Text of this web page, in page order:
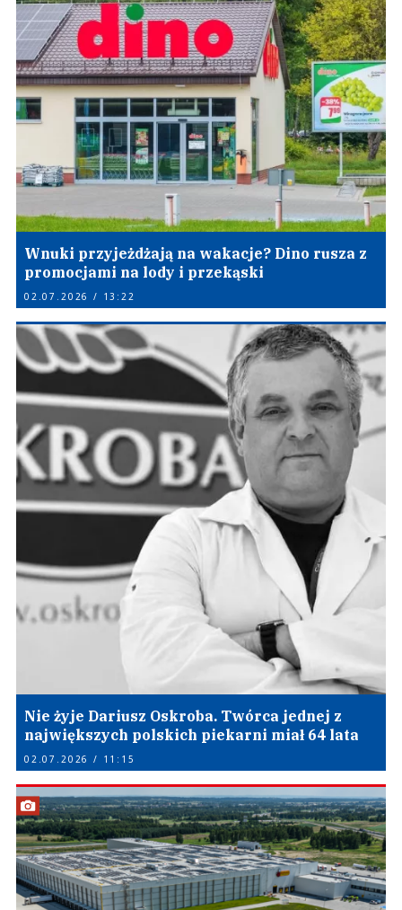
Wnuki przyjeżdżają na wakacje? Dino rusza z
promocjami na lody i przekąski
02.07.2026 / 13:22
Nie żyje Dariusz Oskroba. Twórca jednej z
największych polskich piekarni miał 64 lata
02.07.2026 / 11:15